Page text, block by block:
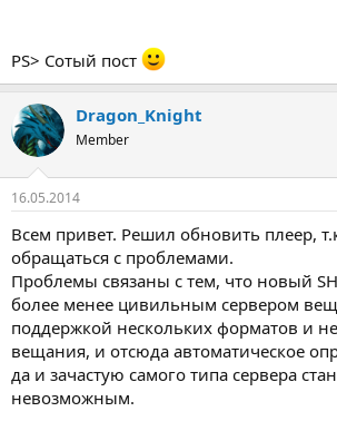
PS> Сотый пост
Dragon_Knight
Member
16.05.2014
Всем привет. Решил обновить плеер,
обращаться с проблемами.
Проблемы связаны с тем, что новый
более менее цивильным сервером
поддержкой нескольких форматов и
вещания, и отсюда автоматическое
да и зачастую самого типа сервера
невозможным.